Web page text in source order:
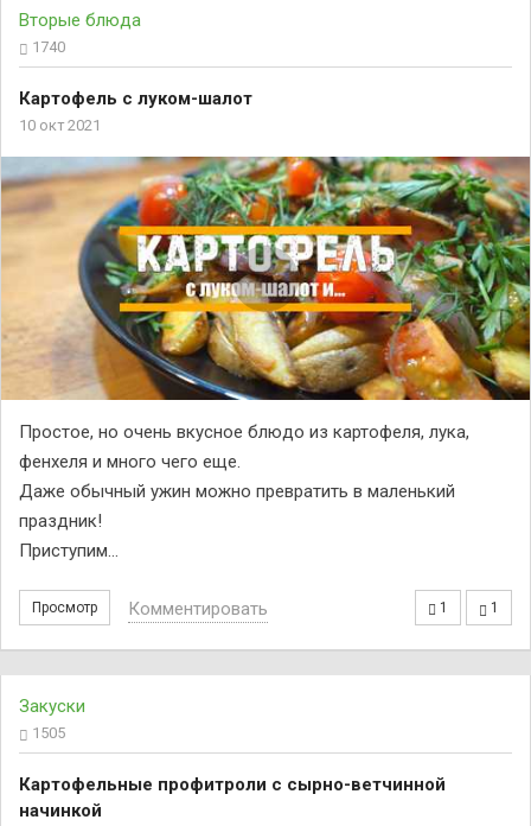
Вторые блюда
1740
Картофель с луком-шалот
10 окт 2021
Простое, но очень вкусное блюдо из картофеля, лука,
фенхеля и много чего еще.
Даже обычный ужин можно превратить в маленький
праздник!
Приступим…
Просмотр 1 1
Комментировать
Закуски
1505
Картофельные профитроли с сырно-ветчинной
начинкой